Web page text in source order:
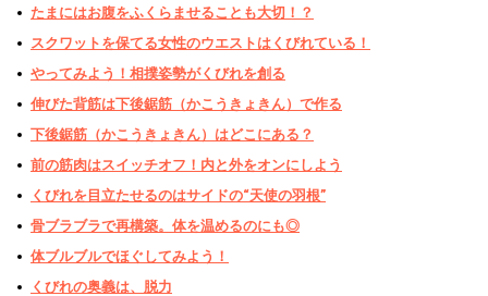
たまにはお腹をふくらませることも大切！？
スクワットを保てる女性のウエストはくびれている！
やってみよう！相撲姿勢がくびれを創る
伸びた背筋は下後鋸筋（かこうきょきん）で作る
下後鋸筋（かこうきょきん）はどこにある？
前の筋肉はスイッチオフ！内と外をオンにしよう
くびれを目立たせるのはサイドの“天使の羽根”
骨ブラブラで再構築。体を温めるのにも◎
体ブルブルでほぐしてみよう！
くびれの奥義は、脱力